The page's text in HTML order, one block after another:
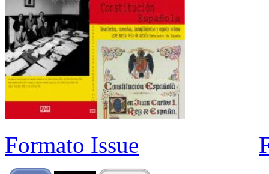
Formato Issue